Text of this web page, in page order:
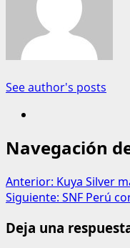
See author's posts
Navegación
Anterior: Kuya Silver
Siguiente: SNF Perú
Deja una